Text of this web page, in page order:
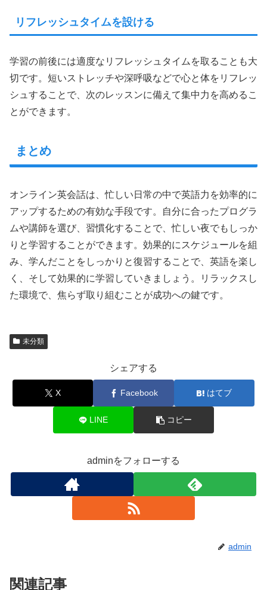
リフレッシュタイムを設ける
学習の前後には適度なリフレッシュタイムを取ることも大
切です。短いストレッチや深呼吸などで心と体をリフレッ
シュすることで、次のレッスンに備えて集中力を高めるこ
とができます。
まとめ
オンライン英会話は、忙しい日常の中で英語力を効率的に
アップするための有効な手段です。自分に合ったプログラ
ムや講師を選び、習慣化することで、忙しい夜でもしっか
りと学習することができます。効果的にスケジュールを組
み、学んだことをしっかりと復習することで、英語を楽し
く、そして効果的に学習していきましょう。リラックスし
た環境で、焦らず取り組むことが成功への鍵です。
未分類
シェアする
X Facebook はてブ
LINE コピー
adminをフォローする
admin
関連記事